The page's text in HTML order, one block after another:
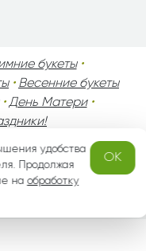
букеты•
• Весенние букеты
День Матери•
об авторских
удобства
Продолжая
на обработку
OK